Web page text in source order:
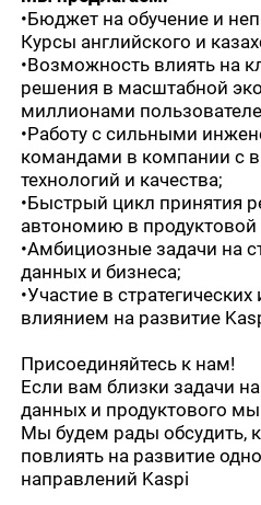
•Бюджет на обучение и
Курсы английского и
•Возможность влиять на
решения в масштабной
миллионами
•Работу с сильными
командами в компании с
технологий и качества;
•Быстрый цикл принятия
автономию в продуктовой
•Амбициозные задачи на
данных и бизнеса;
•Участие в
влиянием на развитие
Присоединяйтесь к нам!
Если вам близки задачи
данных и продуктового
Мы будем рады обсудить,
повлиять на развитие
направлений Kaspi